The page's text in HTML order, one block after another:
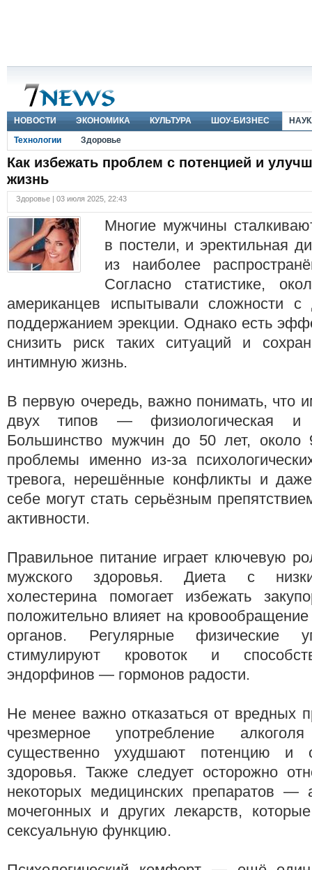
НОВОСТИ ЭКОНОМИКА КУЛЬТУРА ШОУ-БИЗНЕС
Технологии
Здоровье
Как избежать проблем с потенцией и
жизнь
Здоровье | 03 июля 2025, 22:43
Многие мужчины
в постели, и эректильная
из наиболее
Согласно статистике,
американцев испытывали сложности с
поддержанием эрекции. Однако есть
снизить риск таких ситуаций и
интимную жизнь.
В первую очередь, важно понимать, что
двух типов — физиологическая и
Большинство мужчин до 50 лет, около
проблемы именно из-за
тревога, нерешённые конфликты и
себе могут стать серьёзным
активности.
Правильное питание играет ключевую
мужского здоровья. Диета с
холестерина помогает избежать
положительно влияет на
органов. Регулярные физические
стимулируют кровоток и
эндорфинов — гормонов радости.
Не менее важно отказаться от вредных
чрезмерное употребление
существенно ухудшают потенцию и
здоровья. Также следует осторожно
некоторых медицинских препаратов —
мочегонных и других лекарств,
сексуальную функцию.